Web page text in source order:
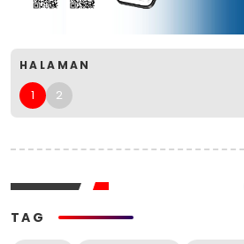
HALAMAN
1 2
TAG